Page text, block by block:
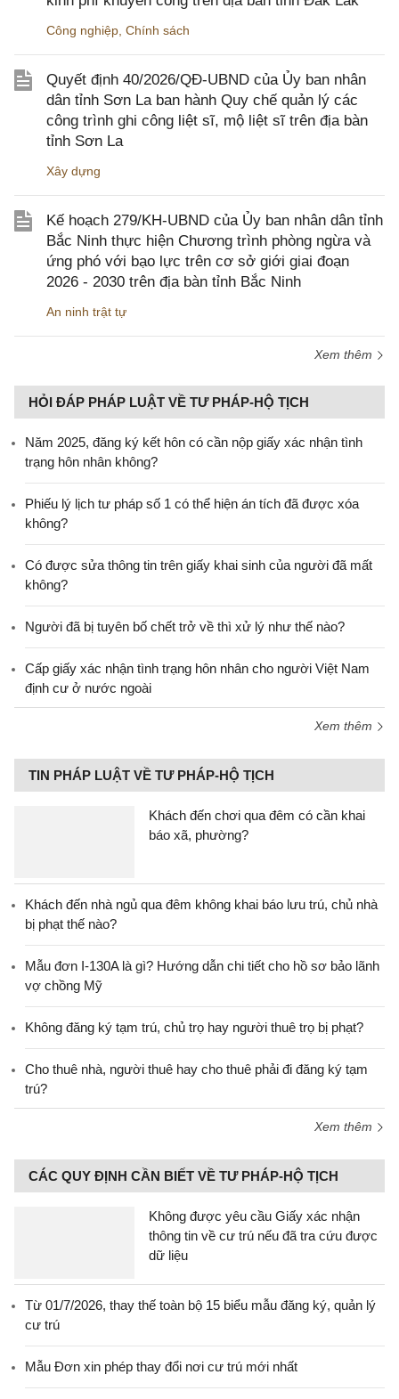
Công nghiệp Chính sách
Quyết định 40/2026/QĐ-UBND của Ủy ban nhân
dân tỉnh Sơn La ban hành Quy chế quản lý các
công trình ghi công liệt sĩ, mộ liệt sĩ trên địa bàn
tỉnh Sơn La
Xây dựng
Kế hoạch 279/KH-UBND của Ủy ban nhân dân tỉnh
Bắc Ninh thực hiện Chương trình phòng ngừa và
ứng phó với bạo lực trên cơ sở giới giai đoạn
2026 - 2030 trên địa bàn tỉnh Bắc Ninh
An ninh trật tự
Xem thêm
HỎI ĐÁP PHÁP LUẬT VỀ TƯ PHÁP-HỘ TỊCH
Năm 2025, đăng ký kết hôn có cần nộp giấy xác nhận tình
trạng hôn nhân không?
Phiếu lý lịch tư pháp số 1 có thể hiện án tích đã được xóa
không?
Có được sửa thông tin trên giấy khai sinh của người đã mất
không?
Người đã bị tuyên bố chết trở về thì xử lý như thế nào?
Cấp giấy xác nhận tình trạng hôn nhân cho người Việt Nam
định cư ở nước ngoài
Xem thêm
TIN PHÁP LUẬT VỀ TƯ PHÁP-HỘ TỊCH
Khách đến chơi qua đêm có cần khai
báo xã, phường?
Khách đến nhà ngủ qua đêm không khai báo lưu trú, chủ nhà
bị phạt thế nào?
Mẫu đơn I-130A là gì? Hướng dẫn chi tiết cho hồ sơ bảo lãnh
vợ chồng Mỹ
Không đăng ký tạm trú, chủ trọ hay người thuê trọ bị phạt?
Cho thuê nhà, người thuê hay cho thuê phải đi đăng ký tạm
trú?
Xem thêm
CÁC QUY ĐỊNH CẦN BIẾT VỀ TƯ PHÁP-HỘ TỊCH
Không được yêu cầu Giấy xác nhận
thông tin về cư trú nếu đã tra cứu được
dữ liệu
Từ 01/7/2026, thay thế toàn bộ 15 biểu mẫu đăng ký, quản lý
cư trú
Mẫu Đơn xin phép thay đổi nơi cư trú mới nhất